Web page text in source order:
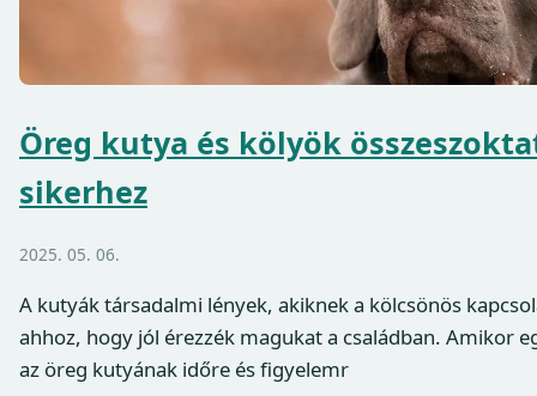
Öreg kutya és kölyök
sikerhez
2025. 05. 06.
A kutyák társadalmi lények, akiknek a kölcsönös
ahhoz, hogy jól érezzék magukat a családban. Amikor
az öreg kutyának időre és figyelemr